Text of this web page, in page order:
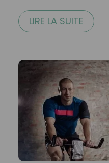
LIRE LA SUITE